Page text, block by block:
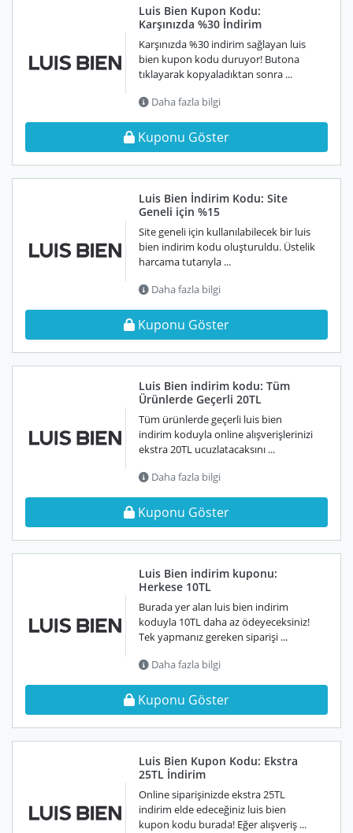
Luis Bien Kupon Kodu:
Karşınızda %30 İndirim
Karşınızda %30 indirim sağlayan luis
bien kupon kodu duruyor! Butona
tıklayarak kopyaladıktan sonra ...
Daha fazla bilgi
Kuponu Göster
Luis Bien İndirim Kodu: Site
Geneli için %15
Site geneli için kullanılabilecek bir luis
bien indirim kodu oluşturuldu. Üstelik
harcama tutarıyla ...
Daha fazla bilgi
Kuponu Göster
Luis Bien indirim kodu: Tüm
Ürünlerde Geçerli 20TL
Tüm ürünlerde geçerli luis bien
indirim koduyla online alışverişlerinizi
ekstra 20TL ucuzlatacaksını ...
Daha fazla bilgi
Kuponu Göster
Luis Bien indirim kuponu:
Herkese 10TL
Burada yer alan luis bien indirim
koduyla 10TL daha az ödeyeceksiniz!
Tek yapmanız gereken siparişi ...
Daha fazla bilgi
Kuponu Göster
Luis Bien Kupon Kodu: Ekstra
25TL İndirim
Online siparişinizde ekstra 25TL
indirim elde edeceğiniz luis bien
kupon kodu burada! Eğer alışveriş ...